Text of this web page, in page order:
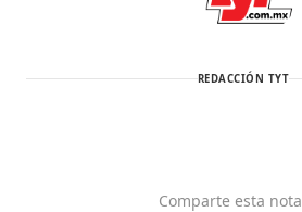
REDACCIÓN TYT
Comparte esta nota